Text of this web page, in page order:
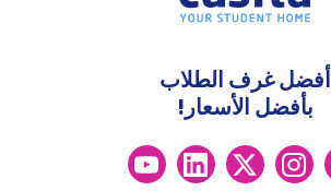
أفضل غرف الطلاب
بأفضل الأسعار!